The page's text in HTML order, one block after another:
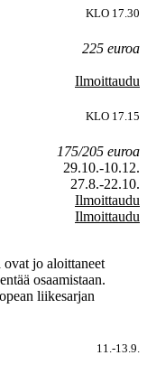
KLO 17.30
225 euroa
Ilmoittaudu
KLO 17.15
175/205 euroa
29.10.-10.12.
27.8.-22.10.
Ilmoittaudu
Ilmoittaudu
jo aloittaneet
osaamistaan.
liikesarjan
11.-13.9.